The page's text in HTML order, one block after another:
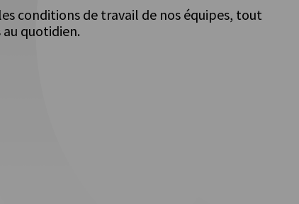
conditions de travail de nos équipes, tout
quotidien.